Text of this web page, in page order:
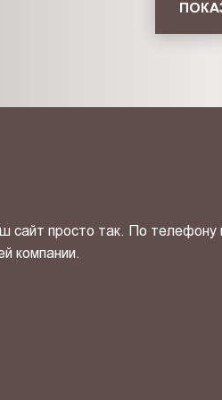
сайт просто так. По
компании.